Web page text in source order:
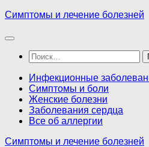
Перейти
содержимому
Симптомы и лечение болезней
Найти:
Инфекционные
Симптомы и боли
Женские болезни
Заболевания сердца
Все об аллергии
Симптомы и лечение болезней